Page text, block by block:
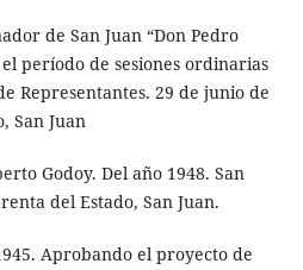
de San Juan “Don Pedro
período de sesiones ordinarias
Representantes. 29 de junio de
San Juan
Godoy. Del año 1948. San
del Estado, San Juan.
Aprobando el proyecto de